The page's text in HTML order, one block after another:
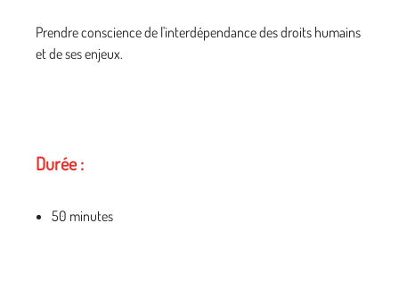
Prendre conscience de l'interdépendance des droits humains
et de ses enjeux.
Durée :
50 minutes